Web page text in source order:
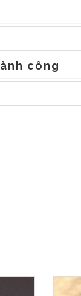
công